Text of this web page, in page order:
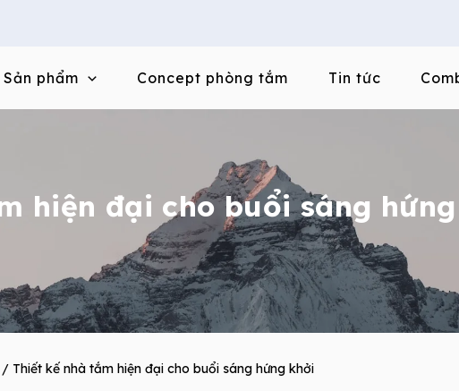
Sản phẩm Concept phòng tắm Tin tức
hiện đại cho buổi sáng hứng
/ Thiết kế nhà tắm hiện đại cho buổi sáng hứng khởi